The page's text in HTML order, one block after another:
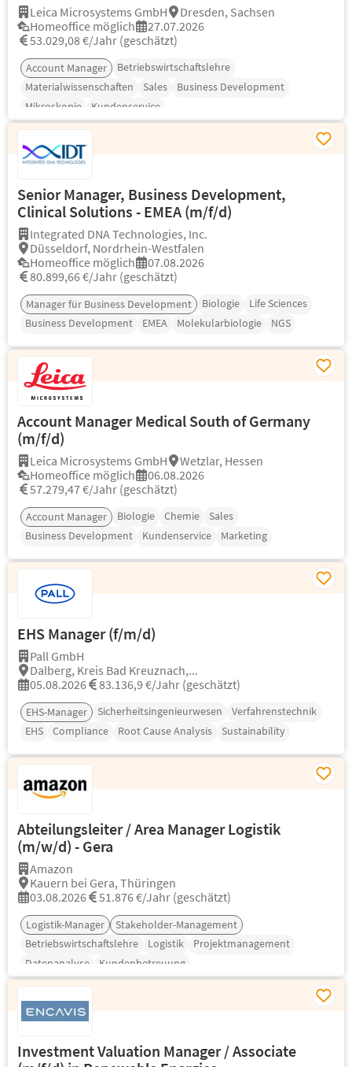
Leica Microsystems GmbH
Dresden, Sachsen
Homeoffice möglich
27.07.2026
53.029,08 €/Jahr (geschätzt)
Account Manager
Betriebswirtschaftslehre
Materialwissenschaften
Sales
Business Development
Mikroskopie
Kundenservice
Senior Manager, Business Development,
Clinical Solutions - EMEA (m/f/d)
Integrated DNA Technologies, Inc.
Düsseldorf, Nordrhein-Westfalen
Homeoffice möglich
07.08.2026
80.899,66 €/Jahr (geschätzt)
Manager für Business Development Biologie
Life Sciences
Business Development
EMEA Molekularbiologie NGS
Account Manager Medical South of Germany
(m/f/d)
Leica Microsystems GmbH
Wetzlar, Hessen
Homeoffice möglich
06.08.2026
57.279,47 €/Jahr (geschätzt)
Account Manager Biologie Chemie
Sales
Business Development
Kundenservice Marketing
EHS Manager (f/m/d)
Pall GmbH
Dalberg, Kreis Bad Kreuznach,...
05.08.2026
83.136,9 €/Jahr (geschätzt)
EHS-Manager Sicherheitsingenieurwesen
Verfahrenstechnik
EHS
Compliance Root Cause Analysis Sustainability
Abteilungsleiter / Area Manager Logistik
(m/w/d) - Gera
Amazon
Kauern bei Gera, Thüringen
03.08.2026
51.876 €/Jahr (geschätzt)
Logistik-Manager
Stakeholder-Management
Betriebswirtschaftslehre
Logistik
Projektmanagement
Datenanalyse
Kundenbetreuung
Investment Valuation Manager / Associate